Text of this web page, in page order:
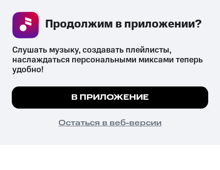
СКАЧАТЬ ПРИЛОЖЕНИЕ
психотропных веществ, их аналогов причиняет вред здоровью,
их незаконный оборот запрещён и влечёт установленную
законодательством ответственность.
© 2026 ООО «КИОН».
Все права защищены
Мы используем куки, чтобы на сайте все
Подробнее
ПОНЯТНО
Слушать музыку, создавать плейлисты,
наслаждаться персональными миксами теперь
удобно!
В ПРИЛОЖЕНИЕ
Остаться в веб-версии